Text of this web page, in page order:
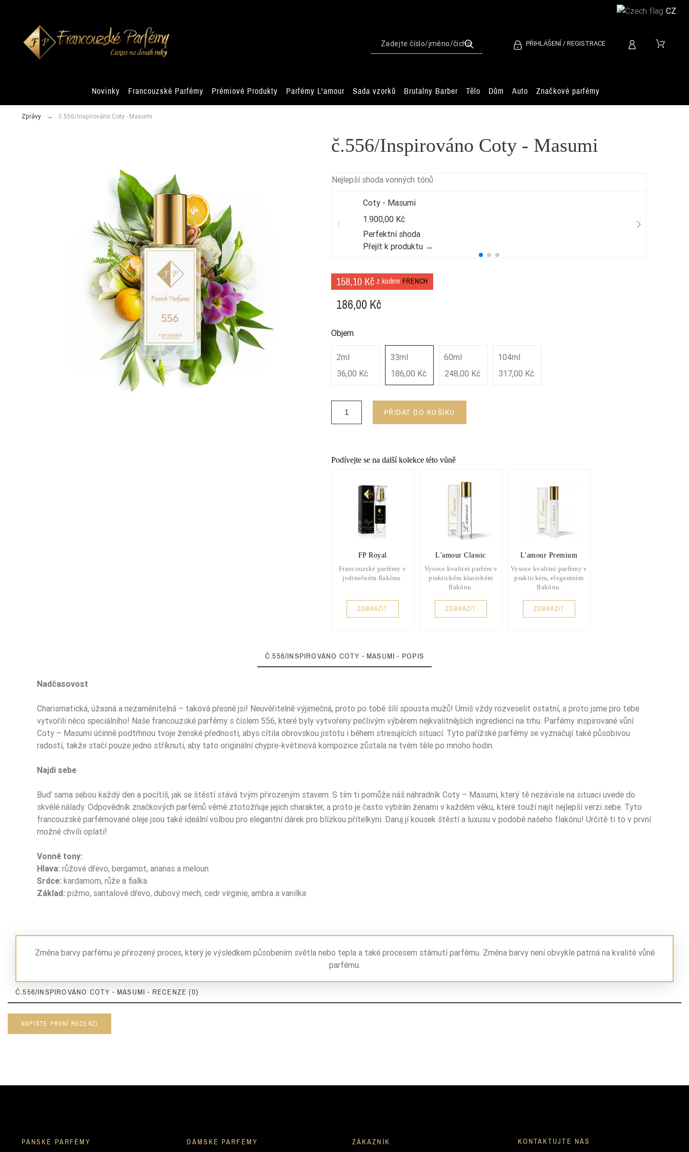
PŘIHLÁŠENÍ / REGISTRACE
Novinky Francouzské Parfémy Prémiové Produkty Parfémy L'amour Sada vzorků Brutalny Barber Tělo Dům Auto Značkové parfémy
Zprávy č.556/Inspirováno Coty - Masumi
č.556/Inspirováno Coty - Masumi
Nejlepší shoda vonných tónů
Coty - Masumi
1.900,00 Kč
Perfektní shoda
Přejít k produktu →
158,10 Kč z kodem FRENCH
186,00 Kč
Objem
2ml
36,00 Kč
33ml
186,00 Kč
60ml
248,00 Kč
104ml
317,00 Kč
PŘIDAT DO KOŠÍKU
Podívejte se na další kolekce této vůně
FP Royal
Francouzské parfémy v
jedinečném flakónu.
ZOBRAZIT
L'amour Classic
Vysoce kvalitní parfém v
praktickém klasickém
flakónu.
ZOBRAZIT
L'amour Premium
Vysoce kvalitní parfémy v
praktickém, elegantním
flakónu.
ZOBRAZIT
Č.556/INSPIROVÁNO COTY - MASUMI - POPIS
Nadčasovost
Charismatická, úžasná a nezaměnitelná – taková přesně jsi! Neuvěřitelně výjimečná, proto po tobě šílí spousta mužů! Umíš vždy rozveselit ostatní, a proto jsme pro tebe
vytvořili něco speciálního! Naše francouzské parfémy s číslem 556, které byly vytvořeny pečlivým výběrem nejkvalitnějších ingrediencí na trhu. Parfémy inspirované vůní
Coty – Masumi účinně podtrhnou tvoje ženské přednosti, abys cítila obrovskou jistotu i během stresujících situací. Tyto pařížské parfémy se vyznačují také působivou
radostí, takže stačí pouze jedno stříknutí, aby tato originální chypre-květinová kompozice zůstala na tvém těle po mnoho hodin.
Najdi sebe
Buď sama sebou každý den a pocítíš, jak se štěstí stává tvým přirozeným stavem. S tím ti pomůže náš náhradník Coty – Masumi, který tě nezávisle na situaci uvede do
skvělé nálady. Odpovědník značkových parfémů věrně ztotožňuje jejich charakter, a proto je často vybírán ženami v každém věku, které touží najít nejlepší verzi sebe. Tyto
francouzské parfémované oleje jsou také ideální volbou pro elegantní dárek pro blízkou přítelkyni. Daruj jí kousek štěstí a luxusu v podobě našeho flakónu! Určitě ti to v první
možné chvíli oplatí!
Vonné tony:
Hlava: růžové dřevo, bergamot, ananas a meloun
Srdce: kardamom, růže a fialka
Základ: pižmo, santalové dřevo, dubový mech, cedr virginie, ambra a vanilka
Typ Zapachu Pudrowe
Typ Zapachu Szyprowe
Typ Zapachu
Typ Zapachu Sportowe
Pora Roku Zima
Sugerowane Użycie
Sugerowane Użycie
Nuty Głowy
Nuty Głowy drzewo różane
Nuty Serca kardamon
Nuty Serca
Nuty Bazy piżmo
Změna barvy parfému je přirozený proces, který je výsledkem působením světla nebo tepla a také procesem stárnutí parfému. Změna barvy není obvykle patrná na kvalitě vůně
parfému.
Č.556/INSPIROVÁNO COTY - MASUMI - RECENZE (0)
NAPIŠTE PRVNÍ RECENZI
PÁNSKÉ PARFÉMY DÁMSKÉ PARFÉMY ZÁKAZNÍK KONTAKTUJTE NÁS
CZ